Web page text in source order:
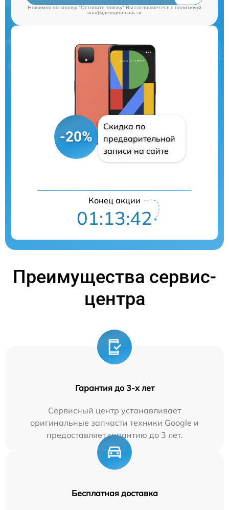
Нажимая на кнопку "Оставить заявку" Вы соглашаетесь c политикой
конфиденциальности
-20%
Скидка по
предварительной
записи на сайте
Конец акции
01:13:41
Преимущества сервис-
центра
Гарантия до 3-х лет
Сервисный центр устанавливает
оригинальные запчасти техники Google и
предоставляет гарантию до 3 лет.
Бесплатная доставка